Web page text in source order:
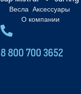
Весла Аксессуары
О компании
8 800 700 3652